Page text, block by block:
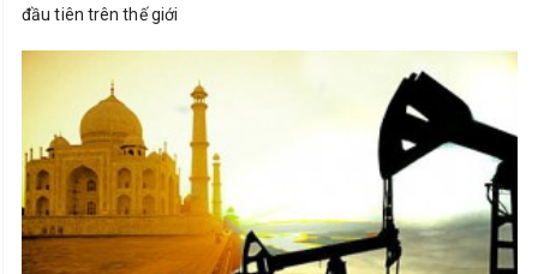
đầu tiên trên thế giới